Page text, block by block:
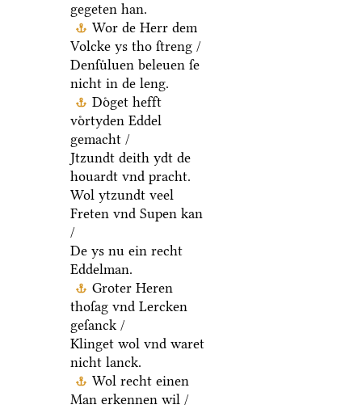
gegeten han.
Wor de Herr dem
Volcke ys tho ſtreng /
Denſuͤluen beleuen ſe
nicht in de leng.
Doͤget hefft
voͤrtyden Eddel
gemacht /
Jtzundt deith ydt de
houardt vnd pracht.
Wol ytzundt veel
Freten vnd Supen kan
/
De ys nu ein recht
Eddelman.
Groter Heren
thoſag vnd Lercken
geſanck /
Klinget wol vnd waret
nicht lanck.
Wol recht einen
Man erkennen wil /